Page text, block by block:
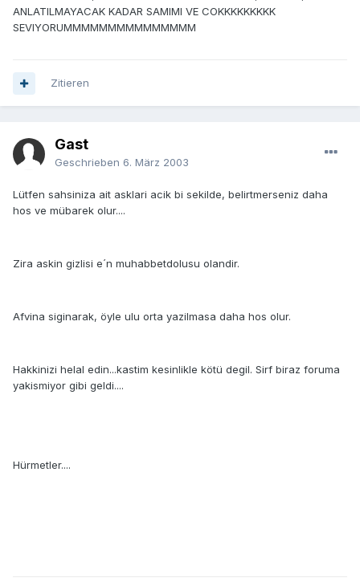
ANLATILMAYACAK KADAR SAMIMI VE COKKKKKKKKK
SEVIYORUMMMMMMMMMMMMMMM
Zitieren
Gast
Geschrieben 6. März 2003
Lütfen sahsiniza ait asklari acik bi sekilde, belirtmerseniz daha
hos ve mübarek olur....
Zira askin gizlisi e´n muhabbetdolusu olandir.
Afvina siginarak, öyle ulu orta yazilmasa daha hos olur.
Hakkinizi helal edin...kastim kesinlikle kötü degil. Sirf biraz foruma
yakismiyor gibi geldi....
Hürmetler....